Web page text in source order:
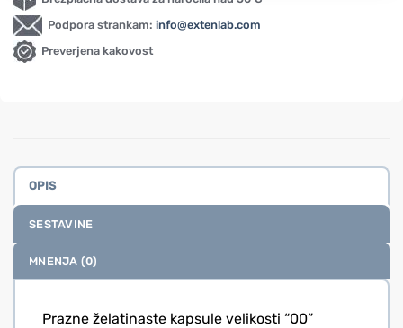
Podpora strankam: info@extenlab.com
Preverjena kakovost
OPIS
SESTAVINE
MNENJA (0)
Prazne želatinaste kapsule velikosti “00”